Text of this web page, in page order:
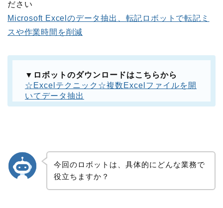
ださい
Microsoft Excelのデータ抽出、転記ロボットで転記ミ
スや作業時間を削減
▼ロボットのダウンロードはこちらから
☆Excelテクニック☆複数Excelファイルを開
いてデータ抽出
今回のロボットは、具体的にどんな業務で
役立ちますか？